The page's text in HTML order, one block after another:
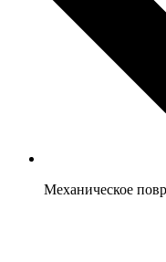
Механическое